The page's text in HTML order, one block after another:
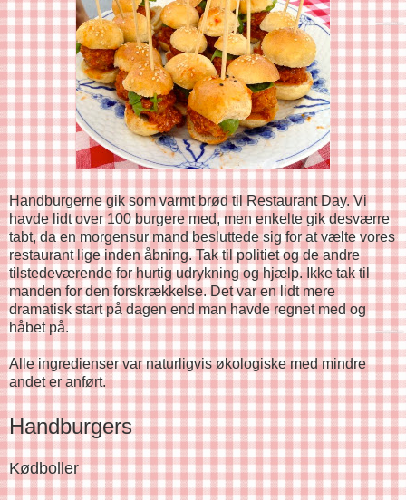
Handburgerne gik som varmt brød til Restaurant Day. Vi
havde lidt over 100 burgere med, men enkelte gik desværre
tabt, da en morgensur mand besluttede sig for at vælte vores
restaurant lige inden åbning. Tak til politiet og de andre
tilstedeværende for hurtig udrykning og hjælp. Ikke tak til
manden for den forskrækkelse. Det var en lidt mere
dramatisk start på dagen end man havde regnet med og
håbet på.
Alle ingredienser var naturligvis økologiske med mindre
andet er anført.
Handburgers
Kødboller